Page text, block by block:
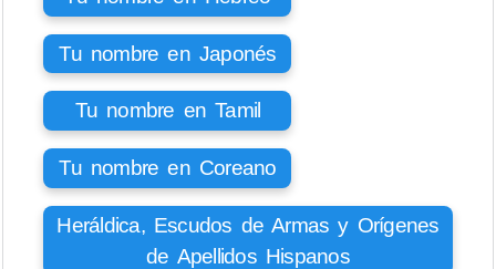
Tu nombre en Japonés
Tu nombre en Tamil
Tu nombre en Coreano
Heráldica, Escudos de Armas y Orígenes
de Apellidos Hispanos